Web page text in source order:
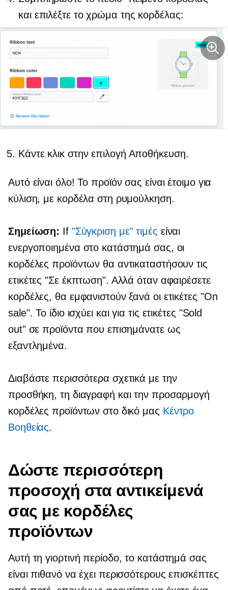
και επιλέξτε το χρώμα της κορδέλας:
Κάντε κλικ στην επιλογή Αποθήκευση.
Αυτό είναι όλο! Το προϊόν σας είναι έτοιμο για
κύλιση, με κορδέλα στη ρυμούλκηση.
Σημείωση: If "Σύγκριση με" τιμές είναι
ενεργοποιημένα στο κατάστημά σας, οι
κορδέλες προϊόντων θα αντικαταστήσουν τις
ετικέτες "Σε έκπτωση". Αλλά όταν αφαιρέσετε
κορδέλες, θα εμφανιστούν ξανά οι ετικέτες "On
sale". Το ίδιο ισχύει και για τις ετικέτες "Sold
out" σε προϊόντα που επισημάνατε ως
εξαντλημένα.
Διαβάστε περισσότερα σχετικά με την
προσθήκη, τη διαγραφή και την προσαρμογή
κορδέλες προϊόντων στο δικό μας Κέντρο
Bοηθείας.
Δώστε περισσότερη
προσοχή στα αντικείμενά
σας με κορδέλες
προϊόντων
Αυτή τη γιορτινή περίοδο, το κατάστημά σας
είναι πιθανό να έχει περισσότερους επισκέπτες